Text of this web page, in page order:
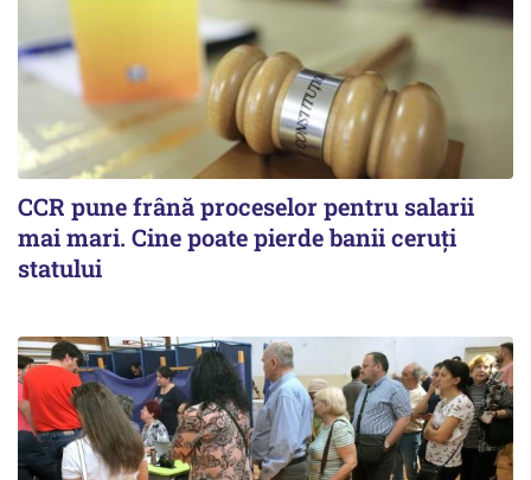
CCR pune frână proceselor pentru salarii
mai mari. Cine poate pierde banii ceruți
statului